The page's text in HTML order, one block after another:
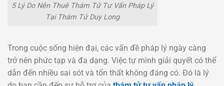
5 Lý Do Nên Thuê Thám Tử Tư Vấn Pháp Lý
Tại Thám Tử Duy Long
Trong cuộc sống hiện đại, các vấn đề pháp lý ngày càng
trở nên phức tạp và đa dạng. Việc tự mình giải quyết có thể
dẫn đến nhiều sai sót và tổn thất không đáng có. Đó là lý